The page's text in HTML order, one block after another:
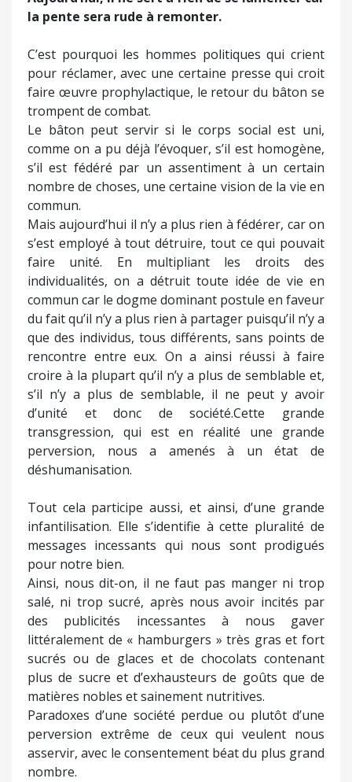
la pente sera rude à remonter.
C’est pourquoi les hommes politiques qui crient
pour réclamer, avec une certaine presse qui croit
faire œuvre prophylactique, le retour du bâton se
trompent de combat.
Le bâton peut servir si le corps social est uni,
comme on a pu déjà l’évoquer, s’il est homogène,
s’il est fédéré par un assentiment à un certain
nombre de choses, une certaine vision de la vie en
commun.
Mais aujourd’hui il n’y a plus rien à fédérer, car on
s’est employé à tout détruire, tout ce qui pouvait
faire unité. En multipliant les droits des
individualités, on a détruit toute idée de vie en
commun car le dogme dominant postule en faveur
du fait qu’il n’y a plus rien à partager puisqu’il n’y a
que des individus, tous différents, sans points de
rencontre entre eux. On a ainsi réussi à faire
croire à la plupart qu’il n’y a plus de semblable et,
s’il n’y a plus de semblable, il ne peut y avoir
d’unité et donc de société.Cette grande
transgression, qui est en réalité une grande
perversion, nous a amenés à un état de
déshumanisation.
Tout cela participe aussi, et ainsi, d’une grande
infantilisation. Elle s’identifie à cette pluralité de
messages incessants qui nous sont prodigués
pour notre bien.
Ainsi, nous dit-on, il ne faut pas manger ni trop
salé, ni trop sucré, après nous avoir incités par
des publicités incessantes à nous gaver
littéralement de « hamburgers » très gras et fort
sucrés ou de glaces et de chocolats contenant
plus de sucre et d’exhausteurs de goûts que de
matières nobles et sainement nutritives.
Paradoxes d’une société perdue ou plutôt d’une
perversion extrême de ceux qui veulent nous
asservir, avec le consentement béat du plus grand
nombre.